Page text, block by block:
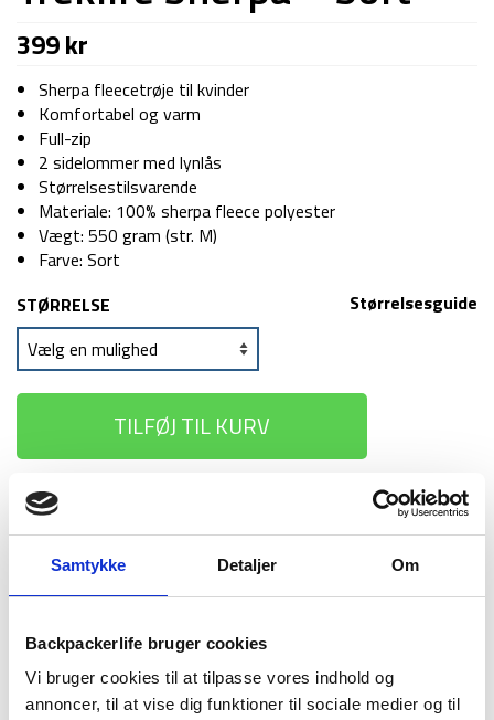
Samtykke Detaljer Om
Backpackerlife bruger cookies
Vi bruger cookies til at tilpasse vores indhold og
annoncer, til at vise dig funktioner til sociale medier og til
399kr
Sherpa fleecetrøje til kvinder
Komfortabel og varm
Full-zip
2 sidelommer med lynlås
Størrelsestilsvarende
Materiale: 100% sherpa fleece polyester
Vægt: 550 gram (str. M)
Farve: Sort
Størrelsesguide
STØRRELSE
TILFØJ TIL KURV
levering
499 kr
100 dages
returret
BESKRIVELSE
YDERLIGERE INFORMATION